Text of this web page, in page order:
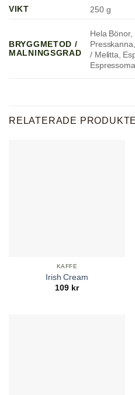
VIKT 250 g
BRYGGMETOD /
MALNINGSGRAD
Hela Bönor,
/ Melitta,
RELATERADE
KAFFE
Irish Cream
109 kr